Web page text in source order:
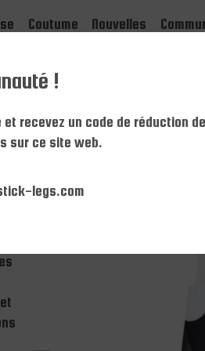
Coutume Nouvelles
!
recevez un code de réduction
sur ce site web.
legs.com